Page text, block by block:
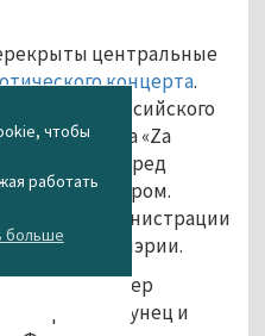
чтобы
работать
больше
центральные
концерта.
всероссийского
марафона «Zа
на сцене перед
театром.
администрации
на сайте мэрии.
«7Б», лидер
Сергей Бобунец и